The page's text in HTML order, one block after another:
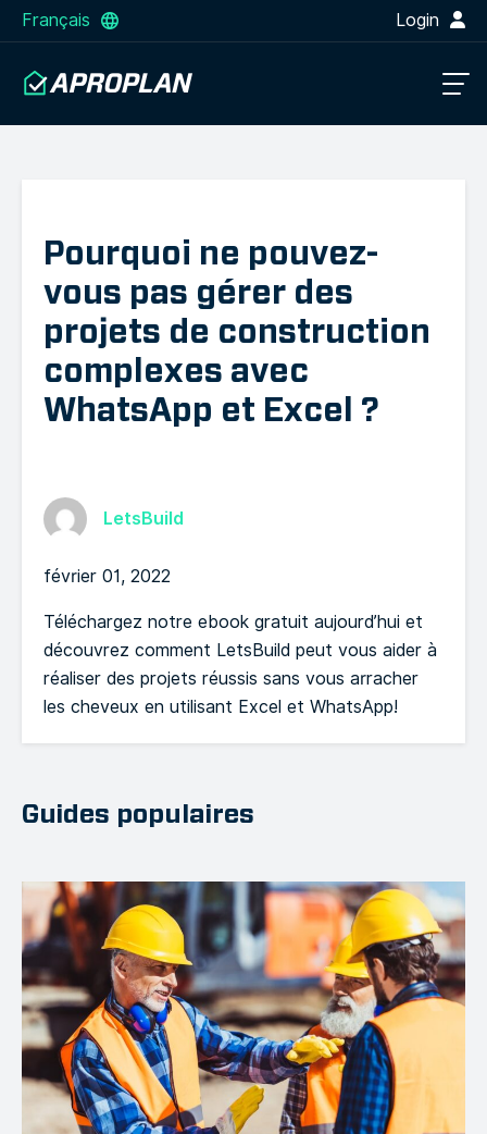
Français Login
Pourquoi ne pouvez-
vous pas gérer des
projets de construction
complexes avec
WhatsApp et Excel ?
LetsBuild
février 01, 2022
Téléchargez notre ebook gratuit aujourd’hui et
découvrez comment LetsBuild peut vous aider à
réaliser des projets réussis sans vous arracher
les cheveux en utilisant Excel et WhatsApp!
Guides populaires